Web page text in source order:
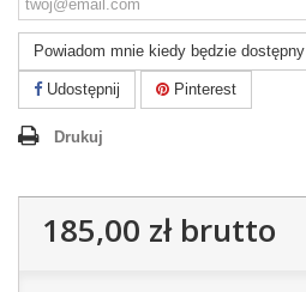
Powiadom mnie kiedy będzie dostępny
Udostępnij Pinterest
Drukuj
185,00 złbrutto